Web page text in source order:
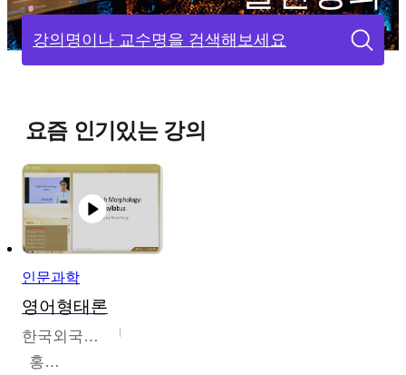
강의명이나 교수명을 검색해보세요
요즘 인기있는 강의
인문과학
영어형태론
한국외국어대학교
홍성훈